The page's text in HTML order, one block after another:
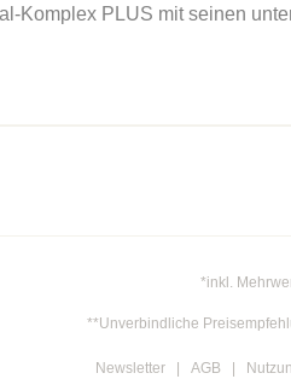
Komplex PLUS mit seinen
*inkl.
**Unverbindliche
Newsletter AGB